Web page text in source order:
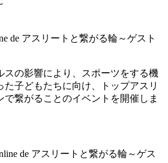
de アスリートと繋がる輪～ゲスト
スの影響により、スポーツをする機
た子どもたちに向け、トップアスリ
で繋がることのイベントを開催しま